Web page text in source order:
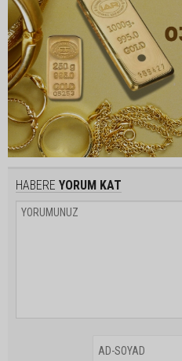
HABERE YORUM KAT